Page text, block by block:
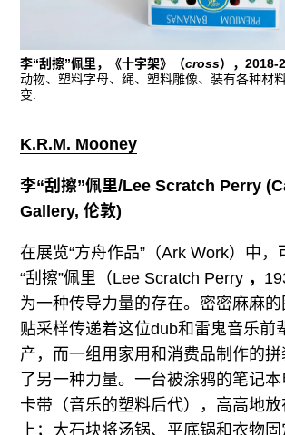
李“刮擦”佩里，《十字架》（cross），2018-
动物、塑料字母、绳、塑料雕像、装有各种材
变.
K.R.M. Mooney
李“刮擦”佩里/Lee Scratch Perry
Gallery,伦敦)
在展览“方舟作品”（Ark Work）中，
“刮擦”佩里（Lee Scratch Perry ，
为一种传导力量的存在。密密麻麻
贴采样传递着这位dub和雷鬼音乐前
产，而一组用家用和消费品制作的
了另一种力量。一台被涂鸦的笔记
卡带（音乐的塑料后代），高高地
上；大石块将汤锅、平底锅和衣物固